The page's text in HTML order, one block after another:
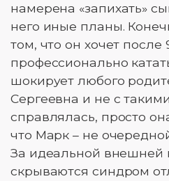
намерена «запихать»
него иные планы.
том, что он хочет после
профессионально
шокирует любого
Сергеевна и не с
справлялась, просто
что Марк – не
За идеальной внешней
скрываются синдром